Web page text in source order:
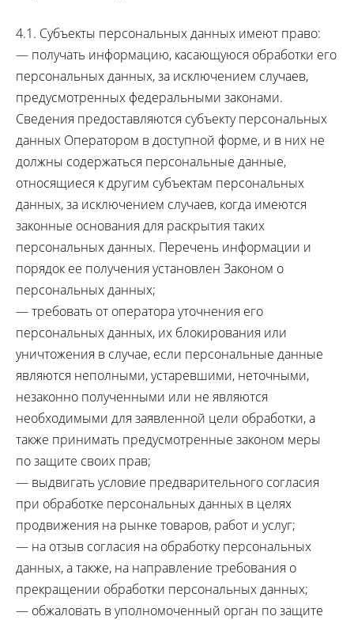
4.1. Субъекты персональных данных имеют право:
— получать информацию, касающуюся обработки его
персональных данных, за исключением случаев,
предусмотренных федеральными законами.
Сведения предоставляются субъекту персональных
данных Оператором в доступной форме, и в них не
должны содержаться персональные данные,
относящиеся к другим субъектам персональных
данных, за исключением случаев, когда имеются
законные основания для раскрытия таких
персональных данных. Перечень информации и
порядок ее получения установлен Законом о
персональных данных;
— требовать от оператора уточнения его
персональных данных, их блокирования или
уничтожения в случае, если персональные данные
являются неполными, устаревшими, неточными,
незаконно полученными или не являются
необходимыми для заявленной цели обработки, а
также принимать предусмотренные законом меры
по защите своих прав;
— выдвигать условие предварительного согласия
при обработке персональных данных в целях
продвижения на рынке товаров, работ и услуг;
— на отзыв согласия на обработку персональных
данных, а также, на направление требования о
прекращении обработки персональных данных;
— обжаловать в уполномоченный орган по защите